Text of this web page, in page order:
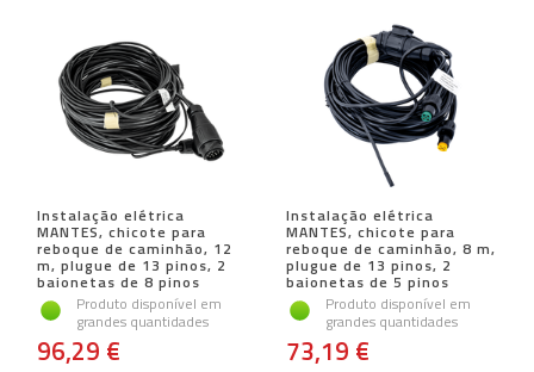
Instalação elétrica
MANTES, chicote para
reboque de caminhão, 12
m, plugue de 13 pinos, 2
baionetas de 8 pinos
Produto disponível em
grandes quantidades
96,29 €
Instalação elétrica
MANTES, chicote para
reboque de caminhão, 8 m,
plugue de 13 pinos, 2
baionetas de 5 pinos
Produto disponível em
grandes quantidades
73,19 €